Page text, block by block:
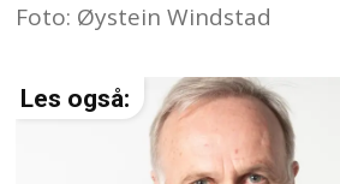
Foto: Øystein Windstad